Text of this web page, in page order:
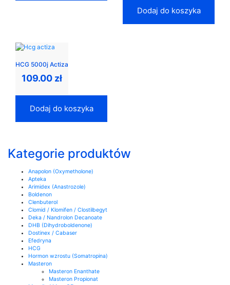
Dodaj do koszyka
HCG 5000j Actiza
109.00 zł
Dodaj do koszyka
Kategorie produktów
Anapolon (Oxymetholone)
Apteka
Arimidex (Anastrozole)
Boldenon
Clenbuterol
Clomid / Klomifen / Clostilbegyt
Deka / Nandrolon Decanoate
DHB (Dihydroboldenone)
Dostinex / Cabaser
Efedryna
HCG
Hormon wzrostu (Somatropina)
Masteron
Masteron Enanthate
Masteron Propionat